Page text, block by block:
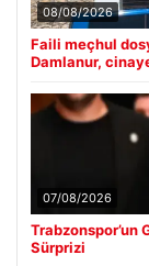
08/08/2026
Faili meçhul
Damlanur,
07/08/2026
Trabzonspor’un
Sürprizi